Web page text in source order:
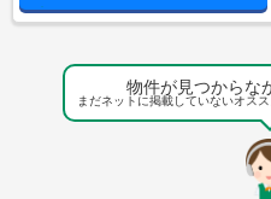
物件が見つからな
まだネットに掲載していないオス